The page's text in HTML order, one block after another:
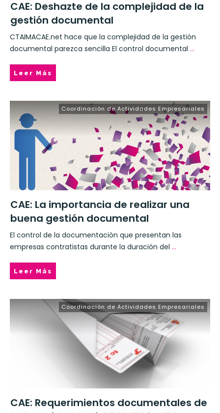
CAE: Deshazte de la complejidad de la
gestión documental
CTAIMACAE.net hace que la complejidad de la gestión
documental parezca sencilla El control documental ...
Leer Más
Coordinación de Actividades Empresariales
CAE: La importancia de realizar una
buena gestión documental
El control de la documentación que presentan las
empresas contratistas durante la duración del ...
Leer Más
Coordinación de Actividades Empresariales
CAE: Requerimientos documentales de